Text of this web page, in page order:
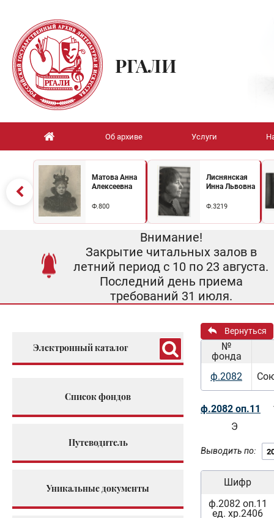
РГАЛИ
Об архиве Услуги
Матова Анна
Алексеевна
Ф.800
Лиснянская
Инна Львовна
Ф.3219
Внимание!
Закрытие читальных залов в
летний период с 10 по 23 августа.
Последний день приема
требований 31 июля.
Электронный каталог
Список фондов
Путеводитель
Уникальные документы
Вернуться
№
фонда
ф.2082
ф.2082 оп.11
Э
Выводить по:
Шифр
ф.2082 оп.11
ед. хр.2406